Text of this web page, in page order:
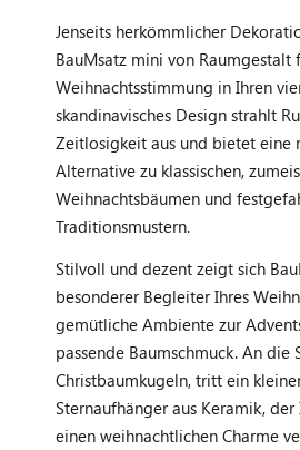
Jenseits herkömmlicher
BauMsatz mini von Raumgestalt
Weihnachtsstimmung in Ihren
skandinavisches Design strahlt
Zeitlosigkeit aus und bietet eine
Alternative zu klassischen,
Weihnachtsbäumen und
Traditionsmustern.
Stilvoll und dezent zeigt sich
besonderer Begleiter Ihres
gemütliche Ambiente zur
passende Baumschmuck. An
Christbaumkugeln, tritt ein
Sternaufhänger aus Keramik, der
einen weihnachtlichen Charme